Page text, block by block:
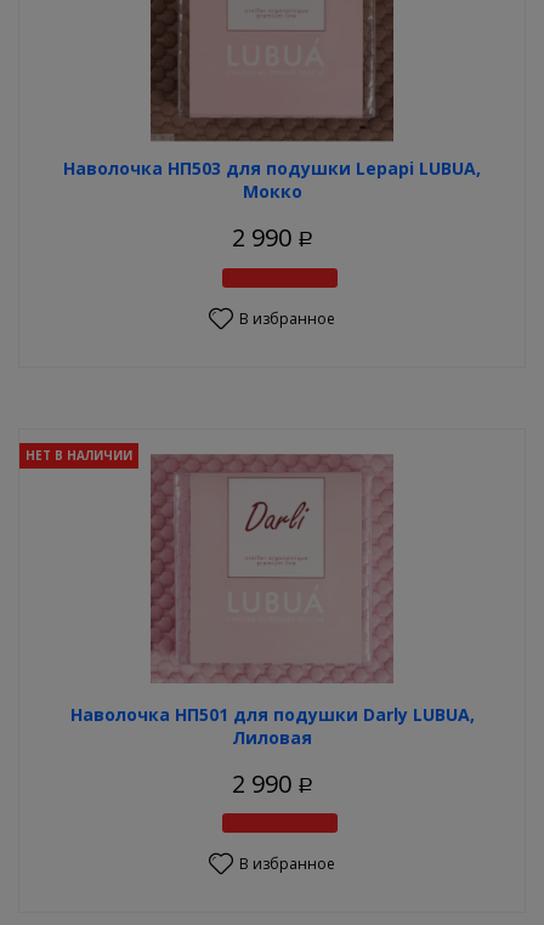
Наволочка НП503 для подушки Lеpapi LUBUA,
Мокко
2 990 Р
В избранное
Наволочка НП501 для подушки Darly LUBUA,
Лиловая
НЕТ В НАЛИЧИИ
2 990 Р
В избранное